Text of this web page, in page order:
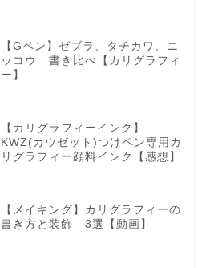
【Gペン】ゼブラ、タチカワ、ニ
ッコウ 書き比べ【カリグラフィ
ー】
【カリグラフィーインク】
KWZ(カウゼット)つけペン専用カ
リグラフィー顔料インク【感想】
【メイキング】カリグラフィーの
書き方と装飾 3選【動画】